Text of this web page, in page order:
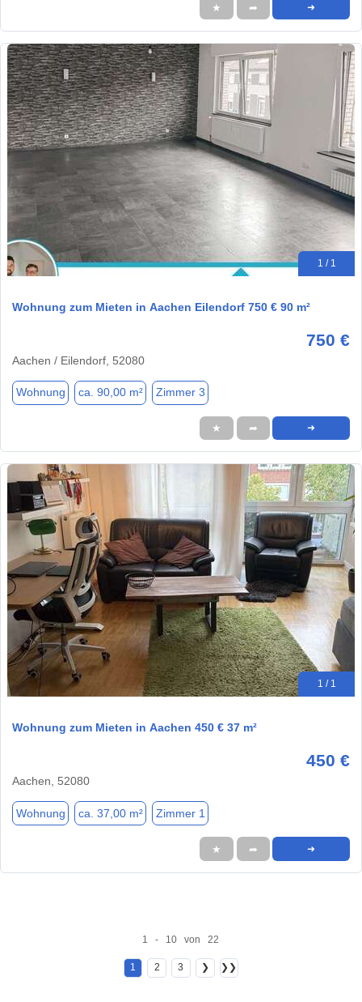
★ ➦ ➜
1 / 1
Wohnung zum Mieten in Aachen Eilendorf 750 € 90 m²
750 €
Aachen / Eilendorf, 52080
Wohnung ca. 90,00 m² Zimmer 3
★ ➦ ➜
1 / 1
Wohnung zum Mieten in Aachen 450 € 37 m²
450 €
Aachen, 52080
Wohnung ca. 37,00 m² Zimmer 1
★ ➦ ➜
1 - 10 von 22
1 2 3 ❯ ❯❯